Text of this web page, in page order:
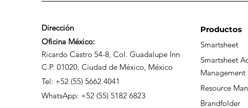
Dirección
Oficina México:
Ricardo Castro 54-8, Col. Guadalupe Inn
C.P. 01020, Ciudad de México, México
Tel: +52 (55) 5662 4041
WhatsApp: +52 (55) 5182 6823
Productos
Smartsheet
Resource
Brandfolder
Smartsheet
Management